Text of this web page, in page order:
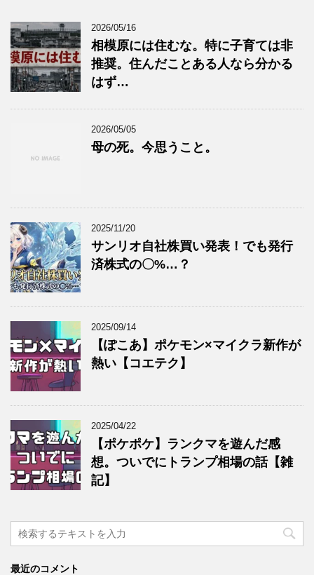
2026/05/16
相模原には住むな。特に子育ては非
推奨。住んだことある人なら分かる
はず…
2026/05/05
母の死。今思うこと。
2025/11/20
サンリオ自社株買い発表！でも発行
済株式の〇%…？
2025/09/14
【ぽこあ】ポケモン×マイクラ新作が
熱い【コエテク】
2025/04/22
【ポケポケ】ランクマを遊んだ感
想。ついでにトランプ相場の話【雑
記】
最近のコメント